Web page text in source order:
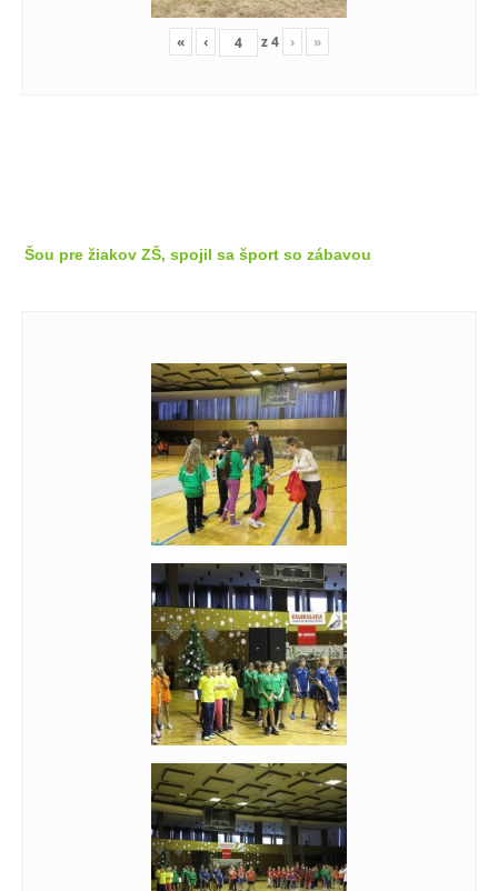
« ‹ z4 › »
Šou pre žiakov ZŠ, spojil sa šport so zábavou